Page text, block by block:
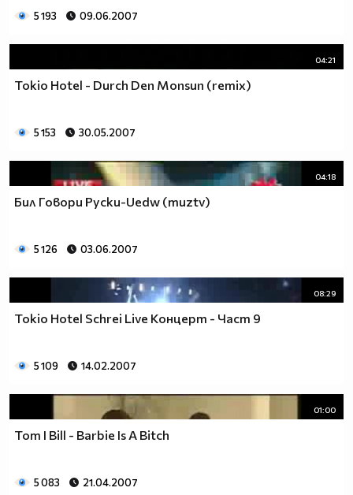
5 193 09.06.2007
04:21
Tokio Hotel - Durch Den Monsun (remix)
5 153 30.05.2007
04:18
Бил Говори Руски-Uedw (muztv)
5 126 03.06.2007
08:29
Tokio Hotel Schrei Live Концерт - Част 9
5 109 14.02.2007
01:00
Tom I Bill - Barbie Is A Bitch
5 083 21.04.2007